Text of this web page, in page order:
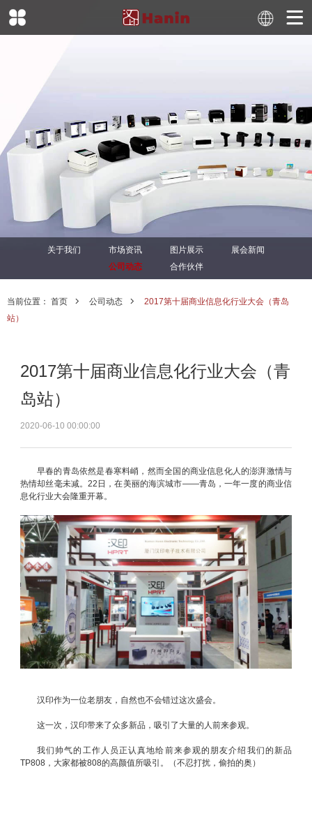
关于我们 市场资讯 图片展示
展会新闻
公司动态
合作伙伴
当前位置： 首页 公司动态
2017第十届商业信息化行业大会（青岛
站）
2017第十届商业信息化行业大会（青
岛站）
2020-06-10 00:00:00
早春的青岛依然是春寒料峭，然而全国的商业信息化人的澎湃激情与
热情却丝毫未减。22日，在美丽的海滨城市——青岛，一年一度的商业信
息化行业大会隆重开幕。
汉印作为一位老朋友，自然也不会错过这次盛会。
这一次，汉印带来了众多新品，吸引了大量的人前来参观。
我们帅气的工作人员正认真地给前来参观的朋友介绍我们的新品
TP808，大家都被808的高颜值所吸引。（不忍打扰，偷拍的奥）